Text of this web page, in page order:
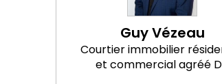
Guy Vézeau
Courtier immobilier
et commercial agréé